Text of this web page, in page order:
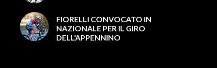
FIORELLI CONVOCATO IN
NAZIONALE PER IL GIRO
DELL'APPENNINO